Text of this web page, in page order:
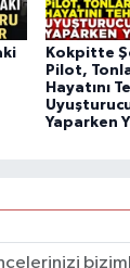
Kokpitte
Pilot,
Hayatını
Yaparken